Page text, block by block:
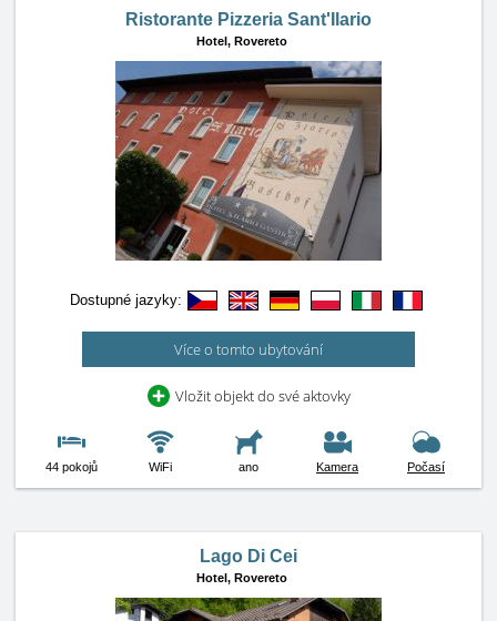
Ristorante Pizzeria Sant'Ilario
Hotel, Rovereto
Dostupné jazyky:
Více o tomto ubytování
Vložit objekt do své aktovky
44 pokojů WiFi ano Kamera Počasí
Lago Di Cei
Hotel, Rovereto